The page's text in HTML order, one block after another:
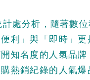
處分析，隨著數
利」與「即時」
知名度的人氣品
熱銷紀錄的人氣